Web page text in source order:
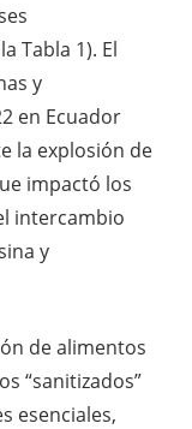
Tabla 1). El
y
en Ecuador
la explosión de
impactó los
intercambio
y
de alimentos
“sanitizados”
esenciales,